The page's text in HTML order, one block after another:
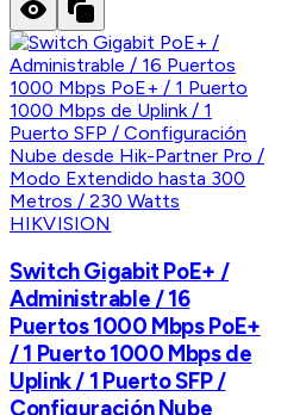
HIKVISION
Switch Gigabit PoE+ /
Administrable / 16
Puertos 1000 Mbps PoE+
/ 1 Puerto 1000 Mbps de
Uplink / 1 Puerto SFP /
Configuración Nube